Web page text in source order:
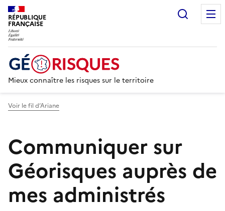
RÉPUBLIQUE
FRANÇAISE
Mieux connaître les risques sur le territoire
Voir le fil d’Ariane
Communiquer sur
Géorisques auprès de
mes administrés